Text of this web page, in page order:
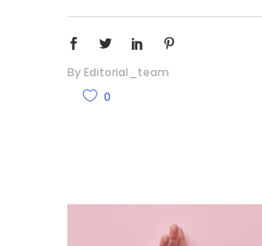
By Editorial_team
0